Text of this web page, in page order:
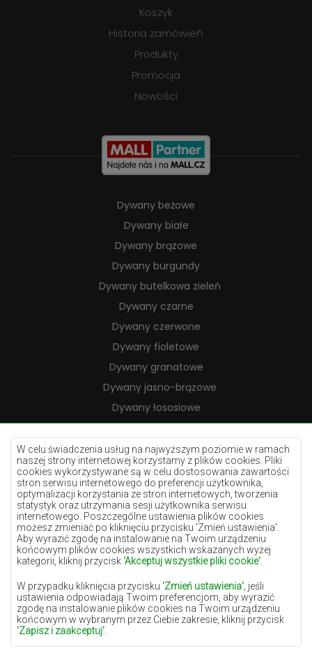
W celu świadczenia usług na najwyższym poziomie w ramach
naszej strony internetowej korzystamy z plików cookies. Pliki
cookies wykorzystywane są w celu dostosowania zawartości
stron serwisu internetowego do preferencji użytkownika,
optymalizacji korzystania ze stron internetowych, tworzenia
statystyk oraz utrzymania sesji użytkownika serwisu
internetowego. Poszczególne ustawienia plików cookies
możesz zmieniać po kliknięciu przycisku 'Zmień ustawienia'.
Aby wyrazić zgodę na instalowanie na Twoim urządzeniu
końcowym plików cookies wszystkich wskazanych wyżej
kategorii, kliknij przycisk 'Akceptuj wszystkie pliki cookie'
W przypadku kliknięcia przycisku 'Zmień ustawienia' , jeśli
ustawienia odpowiadają Twoim preferencjom, aby wyrazić
zgodę na instalowanie plików cookies na Twoim urządzeniu
końcowym w wybranym przez Ciebie zakresie, kliknij przycisk
'Zapisz i zaakceptuj'
Koszyk
Historia zamówień
Produkty
Promocja
Nowości
Dywany beżowe
Dywany białe
Dywany brązowe
Dywany burgundy
Dywany butelkowa zieleń
Dywany czarne
Dywany czerwone
Dywany fioletowe
Dywany granatowe
Dywany jasno-brązowe
Dywany łososiowe
Dywany kremowe
Dywany lilac
Dywany żółte
Dywany miętowe
Dywany niebieskie
Dywany pomarańczowe
Dywany różowe
Dywany szare
Dywany terakota
Dywany zielone